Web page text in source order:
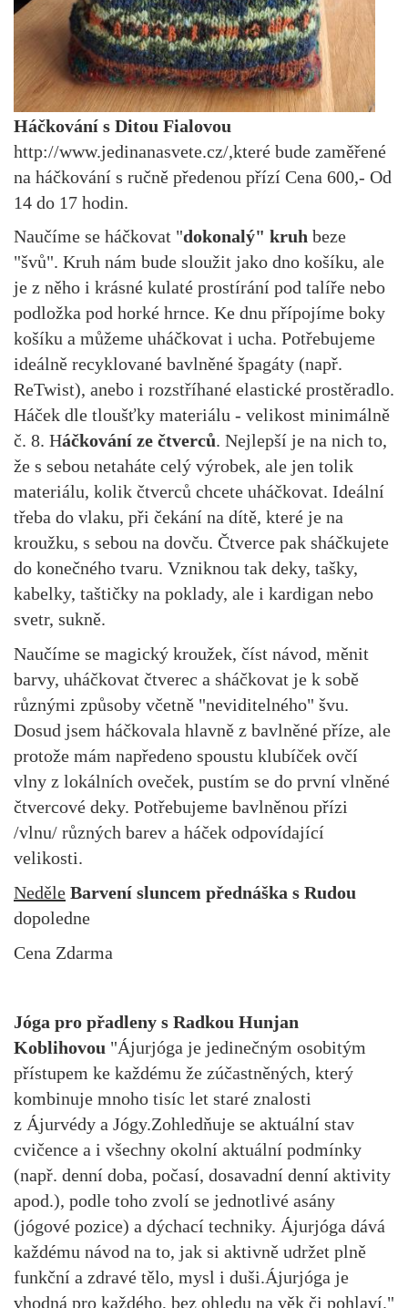
Háčkování s Ditou Fialovou
http://www.jedinanasvete.cz/,které bude zaměřené
na háčkování s ručně předenou přízí Cena 600,- Od
14 do 17 hodin.
Naučíme se háčkovat "dokonalý" kruh beze
"švů". Kruh nám bude sloužit jako dno košíku, ale
je z něho i krásné kulaté prostírání pod talíře nebo
podložka pod horké hrnce. Ke dnu přípojíme boky
košíku a můžeme uháčkovat i ucha. Potřebujeme
ideálně recyklované bavlněné špagáty (např.
ReTwist), anebo i rozstříhané elastické prostěradlo.
Háček dle tloušťky materiálu - velikost minimálně
č. 8. Háčkování ze čtverců. Nejlepší je na nich to,
že s sebou netaháte celý výrobek, ale jen tolik
materiálu, kolik čtverců chcete uháčkovat. Ideální
třeba do vlaku, při čekání na dítě, které je na
kroužku, s sebou na dovču. Čtverce pak sháčkujete
do konečného tvaru. Vzniknou tak deky, tašky,
kabelky, taštičky na poklady, ale i kardigan nebo
svetr, sukně.
Naučíme se magický kroužek, číst návod, měnit
barvy, uháčkovat čtverec a sháčkovat je k sobě
různými způsoby včetně "neviditelného" švu.
Dosud jsem háčkovala hlavně z bavlněné příze, ale
protože mám napředeno spoustu klubíček ovčí
vlny z lokálních oveček, pustím se do první vlněné
čtvercové deky. Potřebujeme bavlněnou přízi
/vlnu/ různých barev a háček odpovídající
velikosti.
Neděle Barvení sluncem přednáška s Rudou
dopoledne
Cena Zdarma
Jóga pro přadleny s Radkou Hunjan
Koblihovou "Ájurjóga je jedinečným osobitým
přístupem ke každému že zúčastněných, který
kombinuje mnoho tisíc let staré znalosti
z Ájurvédy a Jógy.Zohledňuje se aktuální stav
cvičence a i všechny okolní aktuální podmínky
(např. denní doba, počasí, dosavadní denní aktivity
apod.), podle toho zvolí se jednotlivé asány
(jógové pozice) a dýchací techniky. Ájurjóga dává
každému návod na to, jak si aktivně udržet plně
funkční a zdravé tělo, mysl i duši.Ájurjóga je
vhodná pro každého, bez ohledu na věk či pohlaví."